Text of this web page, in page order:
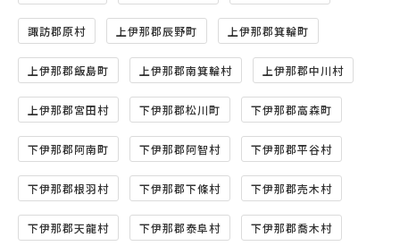
諏訪郡原村 上伊那郡辰野町 上伊那郡箕輪町
上伊那郡飯島町 上伊那郡南箕輪村 上伊那郡中川村
上伊那郡宮田村 下伊那郡松川町 下伊那郡高森町
下伊那郡阿南町 下伊那郡阿智村 下伊那郡平谷村
下伊那郡根羽村 下伊那郡下條村 下伊那郡売木村
下伊那郡天龍村 下伊那郡泰阜村 下伊那郡喬木村